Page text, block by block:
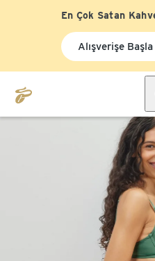
En Çok Satan
Alışverişe Başla